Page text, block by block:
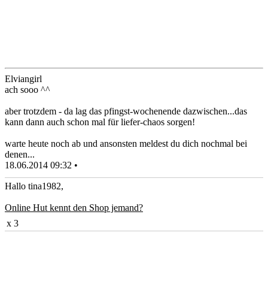
Elviangirl
ach sooo ^^
aber trotzdem - da lag das pfingst-wochenende dazwischen...das
kann dann auch schon mal für liefer-chaos sorgen!
warte heute noch ab und ansonsten meldest du dich nochmal bei
denen...
18.06.2014 09:32 •
Hallo tina1982,
Online Hut kennt den Shop jemand?
x 3